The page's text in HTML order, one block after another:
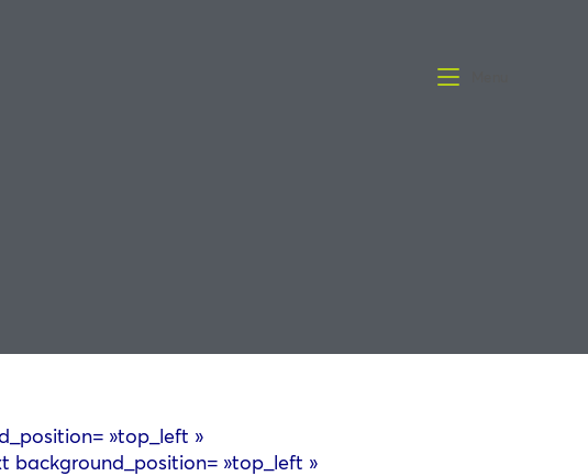
»top_left »
background_position= »top_left »